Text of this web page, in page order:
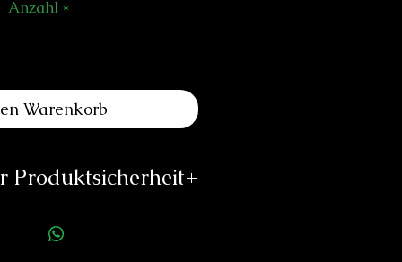
Anzahl *
Warenkorb
Produktsicherheit
Yvan Monnet